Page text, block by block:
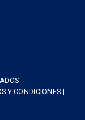
Y CONDICIONES